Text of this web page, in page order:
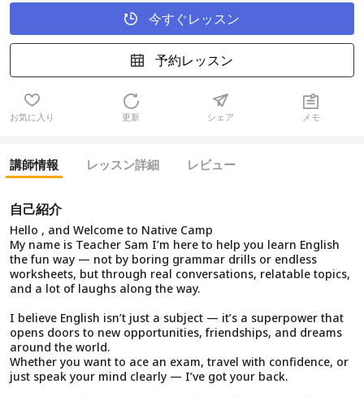
今すぐレッスン
予約レッスン
お気に入り 更新 シェア メモ
講師情報 レッスン詳細 レビュー
自己紹介
Hello , and Welcome to Native Camp
My name is Teacher Sam I’m here to help you learn English
the fun way — not by boring grammar drills or endless
worksheets, but through real conversations, relatable topics,
and a lot of laughs along the way.
I believe English isn’t just a subject — it’s a superpower that
opens doors to new opportunities, friendships, and dreams
around the world.
Whether you want to ace an exam, travel with confidence, or
just speak your mind clearly — I’ve got your back.